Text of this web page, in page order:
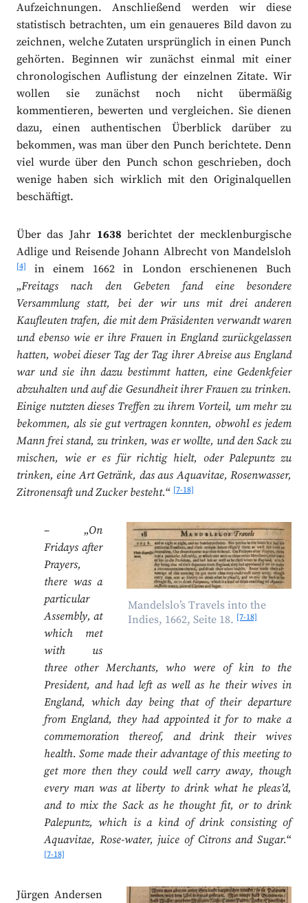
Aufzeichnungen. Anschließend werden wir diese
statistisch betrachten, um ein genaueres Bild davon zu
zeichnen, welche Zutaten ursprünglich in einen Punch
gehörten. Beginnen wir zunächst einmal mit einer
chronologischen Auflistung der einzelnen Zitate. Wir
wollen sie zunächst noch nicht übermäßig
kommentieren, bewerten und vergleichen. Sie dienen
dazu, einen authentischen Überblick darüber zu
bekommen, was man über den Punch berichtete. Denn
viel wurde über den Punch schon geschrieben, doch
wenige haben sich wirklich mit den Originalquellen
beschäftigt.
Über das Jahr 1638 berichtet der mecklenburgische
Adlige und Reisende Johann Albrecht von Mandelsloh
[4]
in einem 1662 in London erschienenen Buch
„Freitags nach den Gebeten fand eine besondere
Versammlung statt, bei der wir uns mit drei anderen
Kaufleuten trafen, die mit dem Präsidenten verwandt waren
und ebenso wie er ihre Frauen in England zurückgelassen
hatten, wobei dieser Tag der Tag ihrer Abreise aus England
war und sie ihn dazu bestimmt hatten, eine Gedenkfeier
abzuhalten und auf die Gesundheit ihrer Frauen zu trinken.
Einige nutzten dieses Treffen zu ihrem Vorteil, um mehr zu
bekommen, als sie gut vertragen konnten, obwohl es jedem
Mann frei stand, zu trinken, was er wollte, und den Sack zu
mischen, wie er es für richtig hielt, oder Palepuntz zu
trinken, eine Art Getränk, das aus Aquavitae, Rosenwasser,
Zitronensaft und Zucker besteht.“[7-18]
Mandelslo’s Travels into the
Indies, 1662, Seite 18. [7-18]
– „On
Fridays after
Prayers,
there was a
particular
Assembly, at
which met
with us
three other Merchants, who were of kin to the
President, and had left as well as he their wives in
England, which day being that of their departure
from England, they had appointed it for to make a
commemoration thereof, and drink their wives
health. Some made their advantage of this meeting to
get more then they could well carry away, though
every man was at liberty to drink what he pleas’d,
and to mix the Sack as he thought fit, or to drink
Palepuntz, which is a kind of drink consisting of
Aquavitae, Rose-water, juice of Citrons and Sugar.“
[7-18]
Jürgen Andersen